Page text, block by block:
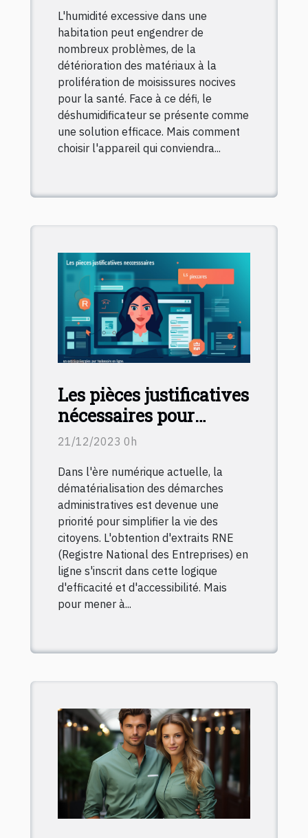
2024 : conseils
pratiques et critères
essentiels
L'humidité excessive dans une
habitation peut engendrer de
nombreux problèmes, de la
détérioration des matériaux à la
prolifération de moisissures nocives
pour la santé. Face à ce défi, le
déshumidificateur se présente comme
une solution efficace. Mais comment
choisir l'appareil qui conviendra...
Les pièces justificatives
nécessaires pour
télécharger un extrait
21/12/2023 0h
Dans l'ère numérique actuelle, la
dématérialisation des démarches
administratives est devenue une
priorité pour simplifier la vie des
citoyens. L'obtention d'extraits RNE
(Registre National des Entreprises) en
ligne s'inscrit dans cette logique
d'efficacité et d'accessibilité. Mais
pour mener à...